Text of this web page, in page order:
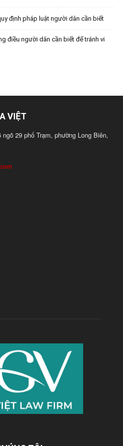
định pháp luật người dân cần biết
điều người dân cần biết để tránh vi
VIỆT
29 phố Trạm, phường Long Biên,